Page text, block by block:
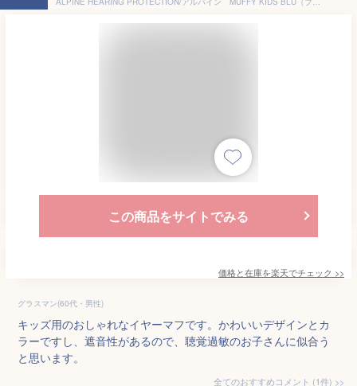
この商品をサイトでみる
価格と在庫を楽天でチェック >>
グラスマン(60代・男性)
キッズ用のおしゃれなイヤーマフです。かわいいデザインとカ
ラーですし、遮音性があるので、聴覚過敏のお子さんに似合う
と思います。
全てのおすすめコメント (1件) >